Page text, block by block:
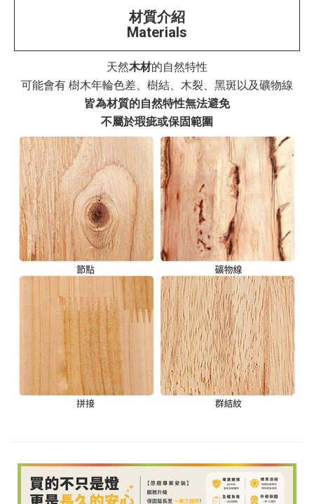
材質介紹
Materials
天然木材的自然特性
可能會有 樹木年輪色差、樹結、木裂、黑斑以及礦物線
皆為材質的自然特性無法避免
不屬於瑕疵或保固範圍